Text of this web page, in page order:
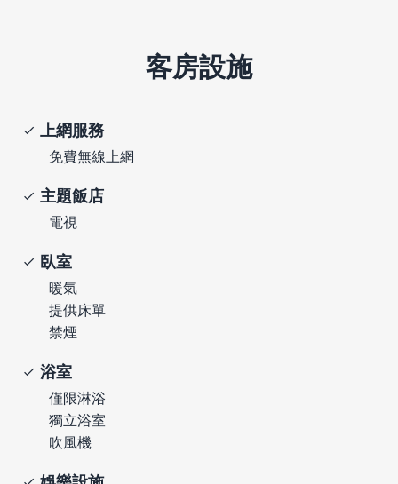
客房設施
上網服務
免費無線上網
主題飯店
電視
臥室
暖氣
提供床單
禁煙
浴室
僅限淋浴
獨立浴室
吹風機